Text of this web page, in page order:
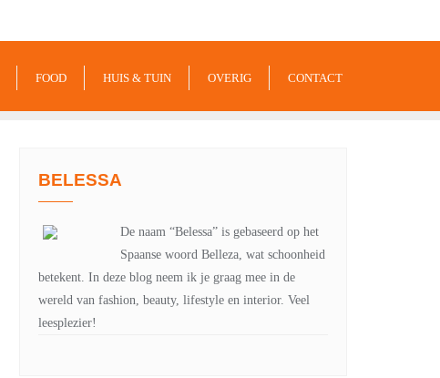
FOOD HUIS & TUIN OVERIG CONTACT
BELESSA
De naam “Belessa” is gebaseerd op het
Spaanse woord Belleza, wat schoonheid
betekent. In deze blog neem ik je graag mee in de
wereld van fashion, beauty, lifestyle en interior. Veel
leesplezier!